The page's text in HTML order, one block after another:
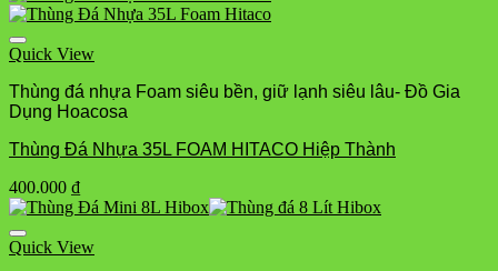
Quick View
Thùng đá nhựa Foam siêu bền, giữ lạnh siêu lâu- Đồ Gia
Dụng Hoacosa
Thùng Đá Nhựa 35L FOAM HITACO Hiệp Thành
400.000 ₫
Quick View